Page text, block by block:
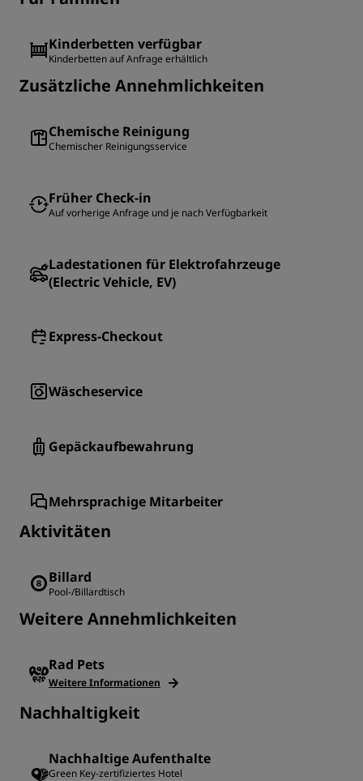
Kinderbetten verfügbar
Kinderbetten auf Anfrage erhältlich
Zusätzliche Annehmlichkeiten
Chemische Reinigung
Chemischer Reinigungsservice
Früher Check-in
Auf vorherige Anfrage und je nach Verfügbarkeit
Ladestationen für Elektrofahrzeuge
(Electric Vehicle, EV)
Express-Checkout
Wäscheservice
Gepäckaufbewahrung
Mehrsprachige Mitarbeiter
Aktivitäten
Billard
Pool-/Billardtisch
Weitere Annehmlichkeiten
Rad Pets
Weitere Informationen
Nachhaltigkeit
Nachhaltige Aufenthalte
Green Key-zertifiziertes Hotel